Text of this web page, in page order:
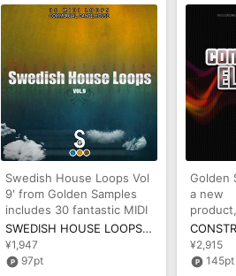
Swedish House Loops Vol
9' from Golden Samples
includes 30 fantastic MIDI
melodies inspired by chartSWEDISH HOUSE LOOPS VOL 9
¥1,947
97pt
Golden
a new
Vol 1' i
¥2,915
145pt